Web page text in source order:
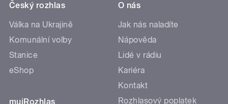
Český rozhlas
Válka na Ukrajině
Komunální volby
Stanice
eShop
mujRozhlas
O nás
Jak nás naladíte
Nápověda
Lidé v rádiu
Kariéra
Kontakt
Rozhlasový poplatek